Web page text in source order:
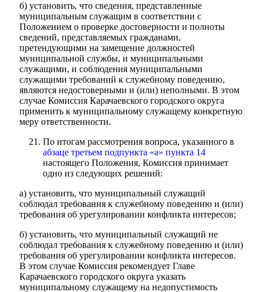
б) установить, что сведения, представленные
муниципальным служащим в соответствии с
Положением о проверке достоверности и полноты
сведений, представляемых гражданами,
претендующими на замещение должностей
муниципальной службы, и муниципальными
служащими, и соблюдения муниципальными
служащими требований к служебному поведению,
являются недостоверными и (или) неполными. В этом
случае Комиссия Карачаевского городского округа
применить к муниципальному служащему конкретную
меру ответственности.
По итогам рассмотрения вопроса, указанного в
абзаце третьем подпункта «а» пункта 14
настоящего Положения, Комиссия принимает
одно из следующих решений:
а) установить, что муниципальный служащий
соблюдал требования к служебному поведению и (или)
требования об урегулировании конфликта интересов;
б) установить, что муниципальный служащий не
соблюдал требования к служебному поведению и (или)
требования об урегулировании конфликта интересов.
В этом случае Комиссия рекомендует Главе
Карачаевского городского округа указать
муниципальному служащему на недопустимость